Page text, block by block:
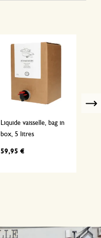
Liquide vaisselle, bag in
box, 5 litres
59,95 €